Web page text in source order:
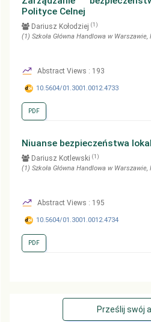
Polityce Celnej
Dariusz Kołodziej (1)
(1) Szkoła Główna Handlowa w Warszawie,
Abstract Views : 193
10.5604/01.3001.0012.4733
PDF
Niuanse bezpieczeństwa
Dariusz Kotlewski (1)
(1) Szkoła Główna Handlowa w Warszawie,
Abstract Views : 195
10.5604/01.3001.0012.4734
PDF
Prześlij swój